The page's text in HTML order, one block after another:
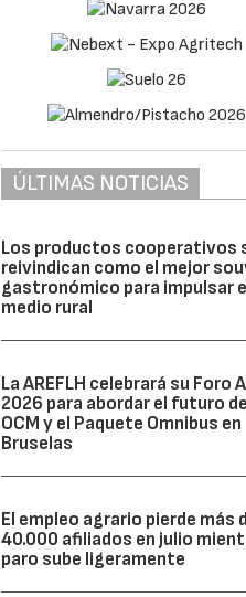
ÚLTIMAS NOTICIAS
Los productos cooperativos
reivindican como el mejor
gastronómico para impulsar
medio rural
La AREFLH celebrará su Foro
2026 para abordar el futuro
OCM y el Paquete Omnibus en
Bruselas
El empleo agrario pierde más
40.000 afiliados en julio
paro sube ligeramente